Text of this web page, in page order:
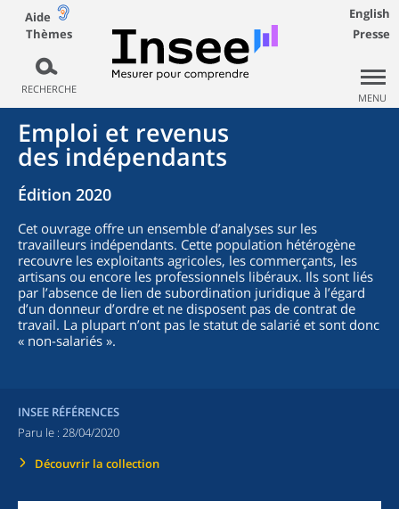
Aide
Thèmes
RECHERCHE
English
Presse
MENU
Emploi et revenus
des indépendants
Édition 2020
Cet ouvrage offre un ensemble d’analyses sur les
travailleurs indépendants. Cette population hétérogène
recouvre les exploitants agricoles, les commerçants, les
artisans ou encore les professionnels libéraux. Ils sont liés
par l’absence de lien de subordination juridique à l’égard
d’un donneur d’ordre et ne disposent pas de contrat de
travail. La plupart n’ont pas le statut de salarié et sont donc
« non-salariés ».
INSEE RÉFÉRENCES
Paru le : 28/04/2020
Découvrir la collection